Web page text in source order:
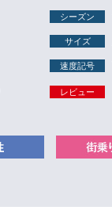
シーズン
サイズ
速度記号
レビュー